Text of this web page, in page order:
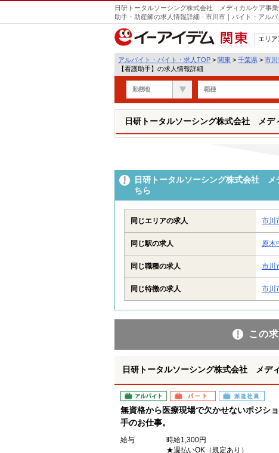
日研トータルソーシング株式会社 メディカルケア事
助手・助産師の求人情報詳細 - 市川市｜バイト・アル
関東
エリア
アルバイト・バイト・求人TOP > 関東 > 千葉県 > 市川
【看護助手】の求人情報詳細
勤務地 職種
日研トータルソーシング株式会社 メデ
日研トータルソーシング株式会社 メ
ちら
同じエリアの求人 市川
同じ駅の求人 原木
同じ職種の求人 市川
同じ特徴の求人 市川
この
日研トータルソーシング株式会社 メデ
アルバイト パート 派遣社員
無資格から医療現場で欠かせないポジシ
手のお仕事。
給与
時給1,300円
★週払いOK（規定あり）